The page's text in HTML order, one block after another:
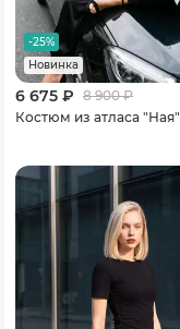
-25%
Новинка
6 675 ₽ 8 900₽
Костюм из атласа "Ная"